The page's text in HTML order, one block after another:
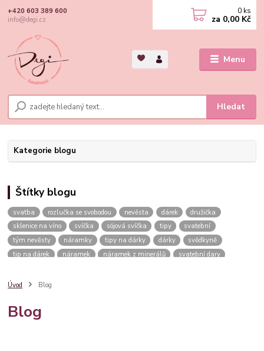
Menu
Hledat
+420 603 389 600
info@degi.cz
0 ks
za 0,00 Kč
Kategorie blogu
Štítky blogu
svatba rozlučka se svobodou nevěsta dárek
družička
sklenice na víno
svíčka sójová svíčka tipy
svatební
tým nevěsty
náramky tipy na dárky dárky
svědkyně
tip na dárek
náramek náramek z minerálů
svatební dary
župánek
barva roku
Úvod Blog
Blog